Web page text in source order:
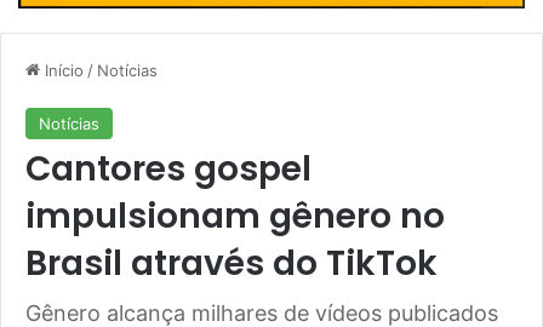
Início / Notícias
Notícias
Cantores gospel
impulsionam gênero no
Brasil através do TikTok
Gênero alcança milhares de vídeos publicados